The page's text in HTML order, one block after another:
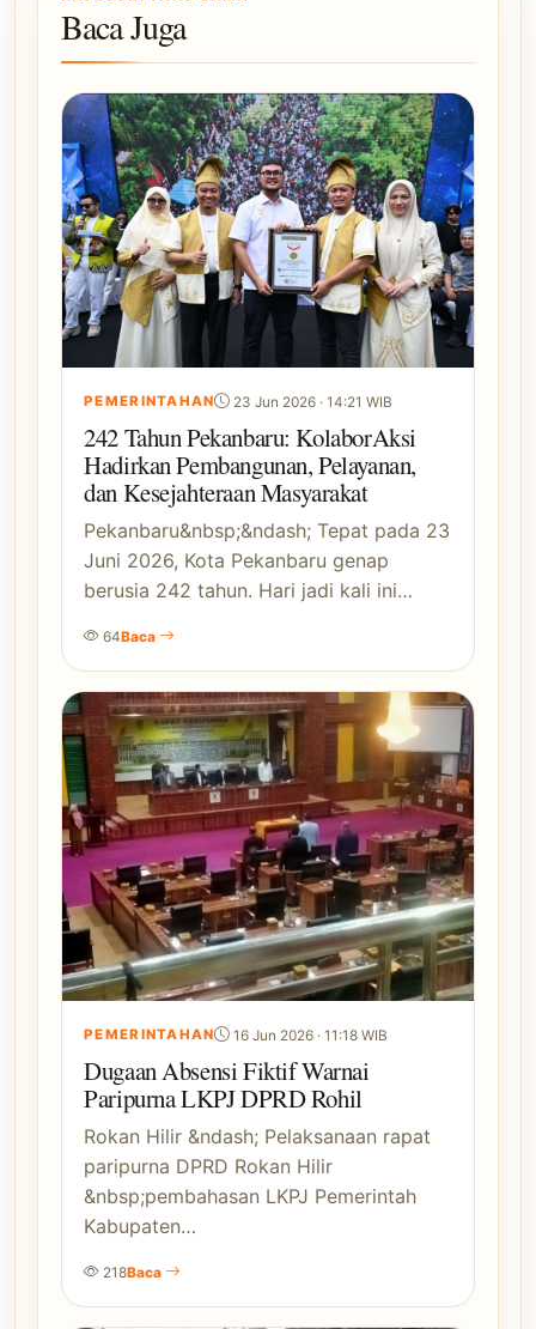
Baca Juga
PEMERINTAHAN 23 Jun 2026 · 14:21 WIB
242 Tahun Pekanbaru: KolaborAksi
Hadirkan Pembangunan, Pelayanan,
dan Kesejahteraan Masyarakat
Pekanbaru&nbsp;&ndash; Tepat pada 23
Juni 2026, Kota Pekanbaru genap
berusia 242 tahun. Hari jadi kali ini…
64Baca
PEMERINTAHAN 16 Jun 2026 · 11:18 WIB
Dugaan Absensi Fiktif Warnai
Paripurna LKPJ DPRD Rohil
Rokan Hilir &ndash; Pelaksanaan rapat
paripurna DPRD Rokan Hilir
&nbsp;pembahasan LKPJ Pemerintah
Kabupaten…
218Baca